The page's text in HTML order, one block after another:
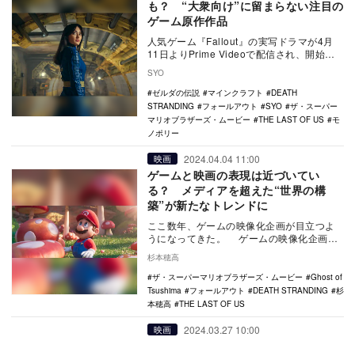
も？ “大衆向け”に留まらない注目の
ゲーム原作作品
人気ゲーム『Fallout』の実写ドラマが4月
11日よりPrime Videoで配信され、開始か
SYO
ゼルダの伝説
マインクラフト
DEATH
STRANDING
フォールアウト SYO
ザ・スーパー
マリオブラザーズ・ムービー
THE LAST OF US
モ
ノポリー
映画 2024.04.04 11:00
ゲームと映画の表現は近づいてい
る？ メディアを超えた“世界の構
築”が新たなトレンドに
ここ数年、ゲームの映像化企画が目立つよ
うになってきた。 ゲームの映像化企画は
近年始まったわけではないが、大きな成功
作は少なく…
杉本穂高
ザ・スーパーマリオブラザーズ・ムービー
Ghost of
Tsushima
フォールアウト DEATH STRANDING
杉
本穂高
THE LAST OF US
映画 2024.03.27 10:00